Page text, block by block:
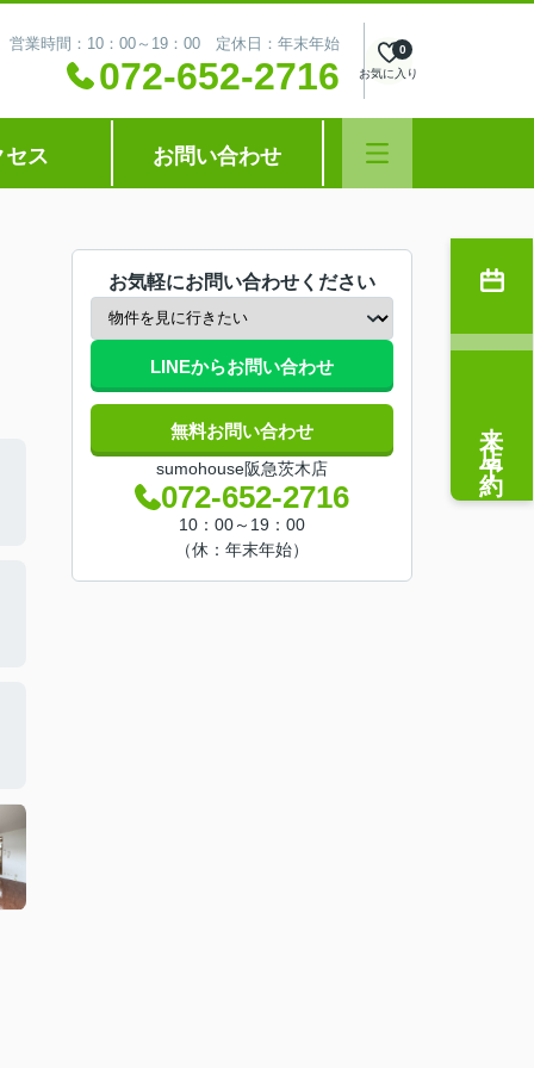
営業時間：10：00～19：00 定休日：年末年始
072-652-2716 お気に入り
0
セス お問い合わせ
お気軽にお問い合わせください
LINEからお問い合わせ
無料お問い合わせ
sumohouse阪急茨木店
072-652-2716
10：00～19：00
（休：年末年始）
来店予約